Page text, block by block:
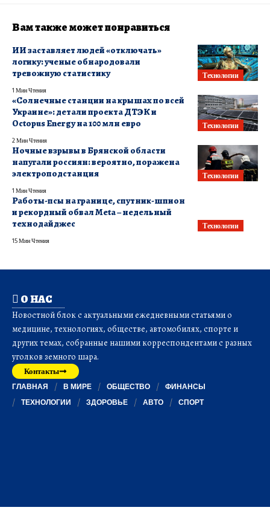
Вам также может понравиться
Технологии
ИИ заставляет людей «отключать»
логику: ученые обнародовали
тревожную статистику
1 Мин Чтения
Технологии
«Солнечные станции на крышах по всей
Украине»: детали проекта ДТЭК и
Octopus Energy на 100 млн евро
2 Мин Чтения
Технологии
Ночные взрывы в Брянской области
напугали россиян: вероятно, поражена
электроподстанция
1 Мин Чтения
Технологии
Работы-псы на границе, спутник-шпион
и рекордный обвал Meta – недельный
технодайджес
15 Мин Чтения
О НАС
Новостной блок с актуальными ежедневными статьями о
медицине, технологиях, обществе, автомобилях, спорте и
других темах, собранные нашими корреспондентами с разных
уголков земного шара.
Контакты
ГЛАВНАЯ В МИРЕ ОБЩЕСТВО
ФИНАНСЫ
ТЕХНОЛОГИИ
ЗДОРОВЬЕ АВТО СПОРТ